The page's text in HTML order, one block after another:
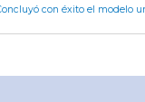
con éxito el modelo